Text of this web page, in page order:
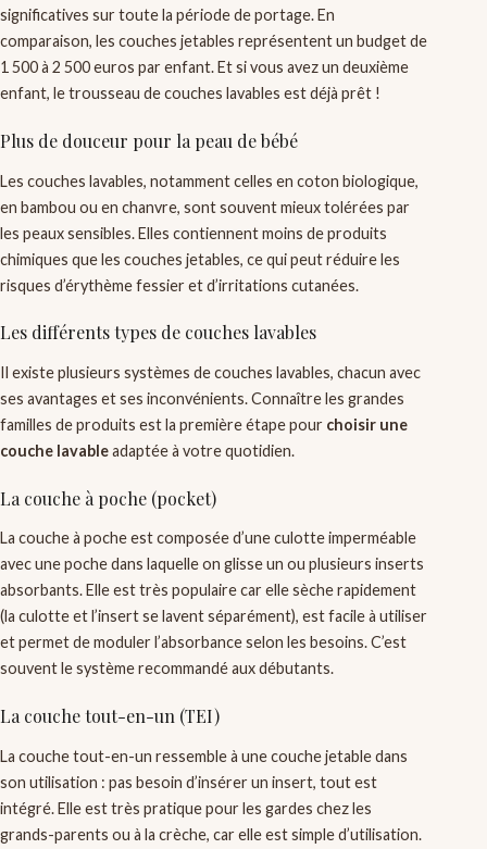
significatives sur toute la période de portage. En
comparaison, les couches jetables représentent un budget de
1 500 à 2 500 euros par enfant. Et si vous avez un deuxième
enfant, le trousseau de couches lavables est déjà prêt !
Plus de douceur pour la peau de bébé
Les couches lavables, notamment celles en coton biologique,
en bambou ou en chanvre, sont souvent mieux tolérées par
les peaux sensibles. Elles contiennent moins de produits
chimiques que les couches jetables, ce qui peut réduire les
risques d’érythème fessier et d’irritations cutanées.
Les différents types de couches lavables
Il existe plusieurs systèmes de couches lavables, chacun avec
ses avantages et ses inconvénients. Connaître les grandes
familles de produits est la première étape pour choisir une
couche lavableadaptée à votre quotidien.
La couche à poche (pocket)
La couche à poche est composée d’une culotte imperméable
avec une poche dans laquelle on glisse un ou plusieurs inserts
absorbants. Elle est très populaire car elle sèche rapidement
(la culotte et l’insert se lavent séparément), est facile à utiliser
et permet de moduler l’absorbance selon les besoins. C’est
souvent le système recommandé aux débutants.
La couche tout-en-un (TEI)
La couche tout-en-un ressemble à une couche jetable dans
son utilisation : pas besoin d’insérer un insert, tout est
intégré. Elle est très pratique pour les gardes chez les
grands-parents ou à la crèche, car elle est simple d’utilisation.